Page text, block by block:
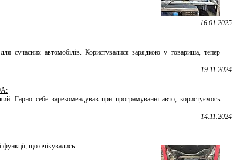
16.01.2025
сучасних автомобілів. Користувалися зарядкою у товариша, тепер
19.11.2024
Гарно себе зарекомендував при програмуванні авто, користуємось
14.11.2024
що очікувались